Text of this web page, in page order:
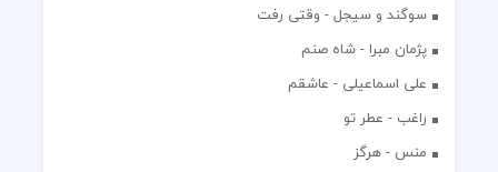
سوگند و سیجل - وقتی رفت
پژمان مبرا - شاه صنم
علی اسماعیلی - عاشقم
راغب - عطر تو
منس - هرگز